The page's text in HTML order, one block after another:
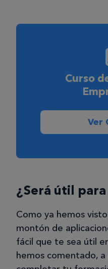
Curso
Ver
¿Será útil
Como ya hemos
montón de
fácil que te sea útil
hemos comentado,